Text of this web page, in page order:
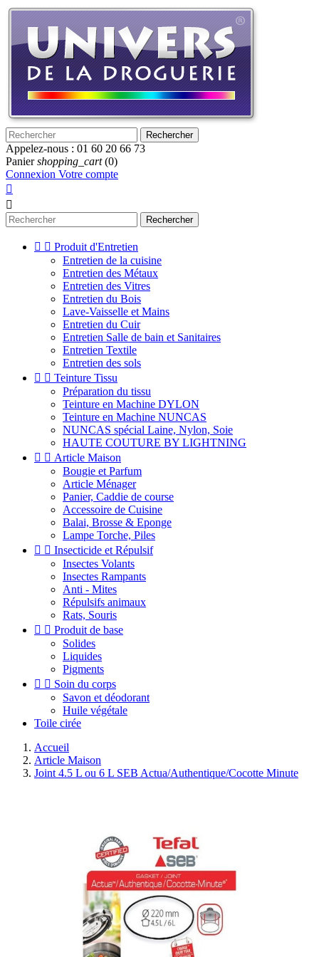
Rechercher
Appelez-nous : 01 60 20 66 73
Panier shopping_cart (0)
Connexion Votre compte


Rechercher
  Produit d'Entretien
Entretien de la cuisine
Entretien des Métaux
Entretien des Vitres
Entretien du Bois
Lave-Vaisselle et Mains
Entretien du Cuir
Entretien Salle de bain et Sanitaires
Entretien Textile
Entretien des sols
  Teinture Tissu
Préparation du tissu
Teinture en Machine DYLON
Teinture en Machine NUNCAS
NUNCAS spécial Laine, Nylon, Soie
HAUTE COUTURE BY LIGHTNING
  Article Maison
Bougie et Parfum
Article Ménager
Panier, Caddie de course
Accessoire de Cuisine
Balai, Brosse & Eponge
Lampe Torche, Piles
  Insecticide et Répulsif
Insectes Volants
Insectes Rampants
Anti - Mites
Répulsifs animaux
Rats, Souris
  Produit de base
Solides
Liquides
Pigments
  Soin du corps
Savon et déodorant
Huile végétale
Toile cirée
Accueil
Article Maison
Joint 4.5 L ou 6 L SEB Actua/Authentique/Cocotte Minute